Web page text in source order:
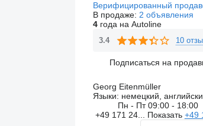
Верифицированный
В продаже: 2 объявления
4года на Autoline
3.4 10
Подписаться на
Georg Eitenmüller
Языки: немецкий,
Пн - Пт09:00 - 18:00
+49 171 24... Показать +49